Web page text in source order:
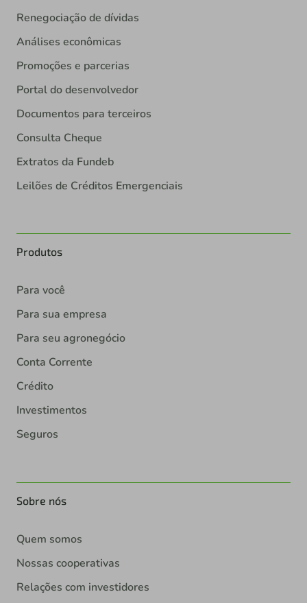
Renegociação de dívidas
Análises econômicas
Promoções e parcerias
Portal do desenvolvedor
Documentos para terceiros
Consulta Cheque
Extratos da Fundeb
Leilões de Créditos Emergenciais
Produtos
Para você
Para sua empresa
Para seu agronegócio
Conta Corrente
Crédito
Investimentos
Seguros
Sobre nós
Quem somos
Nossas cooperativas
Relações com investidores